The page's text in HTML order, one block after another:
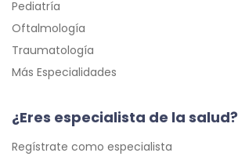
Pediatría
Oftalmología
Traumatología
Más Especialidades
¿Eres especialista de la salud?
Regístrate como especialista